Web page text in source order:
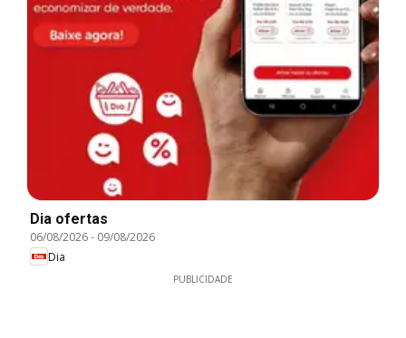
Dia ofertas
06/08/2026- 09/08/2026
Dia
PUBLICIDADE